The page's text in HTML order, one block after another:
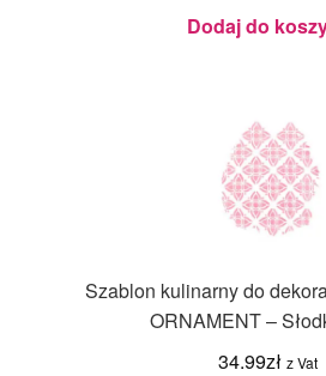
Dodaj do
Szablon kulinarny do
ORNAMENT –
34.99zł z Vat